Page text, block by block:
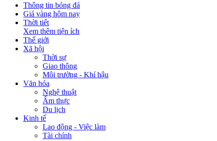
Thông tin bóng đá
Giá vàng hôm nay
Thời tiết
Xem thêm tiện ích
Thế giới
Xã hội
Thời sự
Giao thông
Môi trường - Khí hậu
Văn hóa
Nghệ thuật
Ẩm thực
Du lịch
Kinh tế
Lao động - Việc làm
Tài chính